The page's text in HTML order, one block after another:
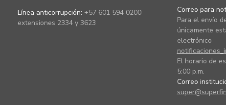
Línea anticorrupción: +57 601 594 0200
extensiones 2334 y 3623
Correo para
Para el envío
únicamente
electrónico
El horario de
5:00 p.m.
Correo